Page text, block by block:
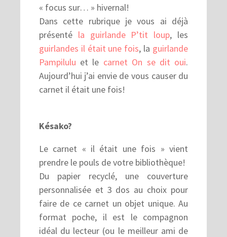
« focus sur… » hivernal!
Dans cette rubrique je vous ai déjà
présenté la guirlande P’tit loup, les
guirlandes il était une fois, la guirlande
Pampilulu et le carnet On se dit oui.
Aujourd’hui j’ai envie de vous causer du
carnet il était une fois!
Késako?
Le carnet « il était une fois » vient
prendre le pouls de votre bibliothèque!
Du papier recyclé, une couverture
personnalisée et 3 dos au choix pour
faire de ce carnet un objet unique. Au
format poche, il est le compagnon
idéal du lecteur (ou le meilleur ami de